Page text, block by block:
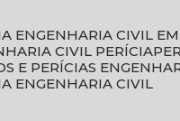
ENGENHARIA CIVIL
CIVIL PERÍCIA
E PERÍCIAS
ENGENHARIA CIVIL